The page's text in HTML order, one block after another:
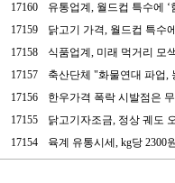
17160
유통업계, 월드컵 특수에 ‘
17159
닭고기 가격, 월드컵 특수
17158
식품업계, 미래 먹거리 모
17157
축산단체 "화물연대 파업,
17156
한우가격 폭락 시발점은
17155
닭고기자조금, 정상 궤도
17154
육계 유통시세, kg당 2300